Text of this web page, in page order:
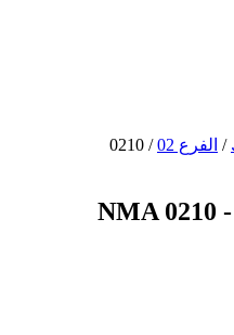
/ الفرع 02 /
0210